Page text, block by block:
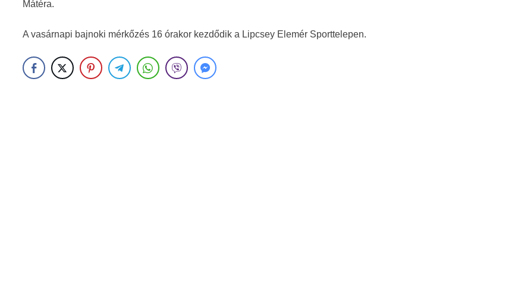
Mátéra.
A vasárnapi bajnoki mérkőzés 16 órakor kezdődik a Lipcsey Elemér Sporttelepen.